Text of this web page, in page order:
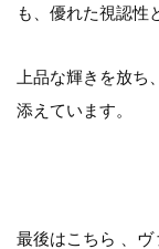
も、優れた視認性
上品な輝きを放
添えています。
最後はこちら 、